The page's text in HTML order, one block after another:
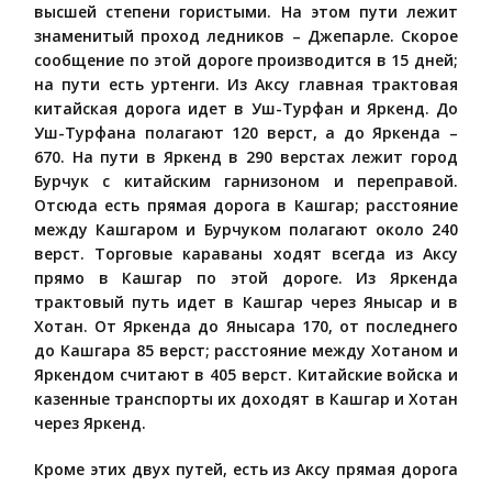
высшей степени гористыми. На этом пути лежит
знаменитый проход ледников – Джепарле. Скорое
сообщение по этой дороге производится в 15 дней;
на пути есть уртенги. Из Аксу главная трактовая
китайская дорога идет в Уш-Турфан и Яркенд. До
Уш-Турфана полагают 120 верст, а до Яркенда –
670. На пути в Яркенд в 290 верстах лежит город
Бурчук с китайским гарнизоном и переправой.
Отсюда есть прямая дорога в Кашгар; расстояние
между Кашгаром и Бурчуком полагают около 240
верст. Торговые караваны ходят всегда из Аксу
прямо в Кашгар по этой дороге. Из Яркенда
трактовый путь идет в Кашгар через Янысар и в
Хотан. От Яркенда до Янысара 170, от последнего
до Кашгара 85 верст; расстояние между Хотаном и
Яркендом считают в 405 верст. Китайские войска и
казенные транспорты их доходят в Кашгар и Хотан
через Яркенд.
Кроме этих двух путей, есть из Аксу прямая дорога